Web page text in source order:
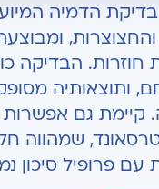
רחם באמצעות רנטגן
צילום רחם עם
רחם באמצעות
הדמיה
חוזרות. הבדיקה
ותוצאותיה
קיימת גם
שמהווה
עם פרופיל סיכון